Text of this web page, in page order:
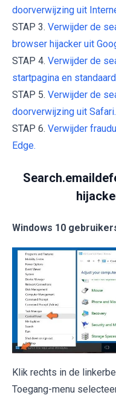
doorverwijzing uit
STAP 3. Verwijder de
browser hijacker uit
STAP 4. Verwijder de
startpagina en
STAP 5. Verwijder de
doorverwijzing uit Safari.
STAP 6. Verwijder
Edge.
Windows 10
Klik rechts in de
Toegang-menu